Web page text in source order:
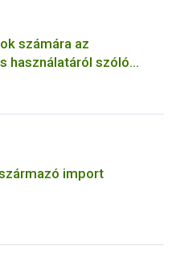
számára az
használatáról szóló
import